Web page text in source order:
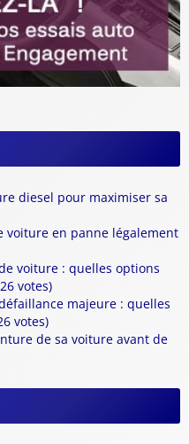
diesel pour maximiser sa
voiture en panne légalement
voiture : quelles options
votes)
majeure : quelles
votes)
de sa voiture avant de